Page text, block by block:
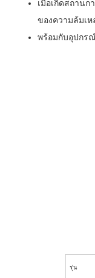
เมื่อเกิดสถาน
ของความล้มเ
พร้อมกับอุปกร
รุ่น